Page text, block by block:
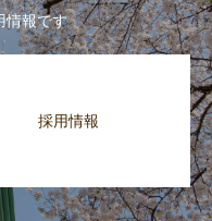
情報です
採用情報